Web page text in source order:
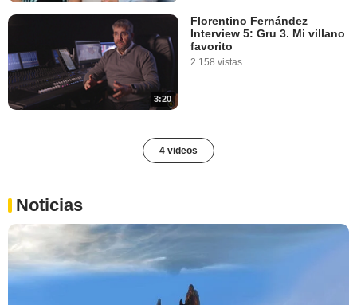
3:20
Florentino Fernández
Interview 5: Gru 3. Mi villano
favorito
2.158 vistas
4 videos
Noticias